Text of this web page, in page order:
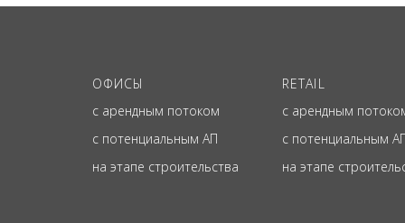
ОФИСЫ
с арендным потоком
с потенциальным АП
на этапе строительства
RETAIL
с арендным
с потенциальным
на этапе